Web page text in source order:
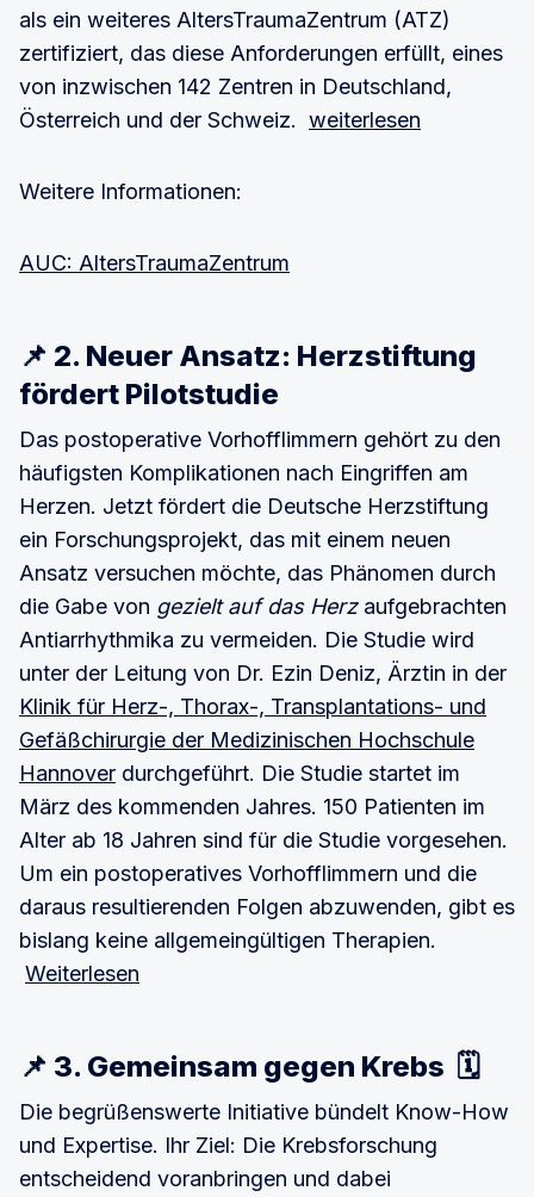
als ein weiteres AltersTraumaZentrum (ATZ)
zertifiziert, das diese Anforderungen erfüllt, eines
von inzwischen 142 Zentren in Deutschland,
Österreich und der Schweiz. weiterlesen
Weitere Informationen:
AUC: AltersTraumaZentrum
📌 2. Neuer Ansatz: Herzstiftung
fördert Pilotstudie
Das postoperative Vorhofflimmern gehört zu den
häufigsten Komplikationen nach Eingriffen am
Herzen. Jetzt fördert die Deutsche Herzstiftung
ein Forschungsprojekt, das mit einem neuen
Ansatz versuchen möchte, das Phänomen durch
die Gabe von gezielt auf das Herzaufgebrachten
Antiarrhythmika zu vermeiden. Die Studie wird
unter der Leitung von Dr. Ezin Deniz, Ärztin in der
Klinik für Herz-, Thorax-, Transplantations- und
Gefäßchirurgie der Medizinischen Hochschule
Hannover durchgeführt. Die Studie startet im
März des kommenden Jahres. 150 Patienten im
Alter ab 18 Jahren sind für die Studie vorgesehen.
Um ein postoperatives Vorhofflimmern und die
daraus resultierenden Folgen abzuwenden, gibt es
bislang keine allgemeingültigen Therapien.
Weiterlesen
📌 3. Gemeinsam gegen Krebs 🗓
Die begrüßenswerte Initiative bündelt Know-How
und Expertise. Ihr Ziel: Die Krebsforschung
entscheidend voranbringen und dabei